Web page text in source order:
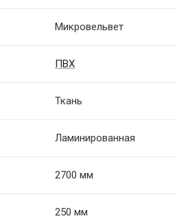
Микровельвет
ПВХ
Ткань
Ламинированная
2700 мм
250 мм